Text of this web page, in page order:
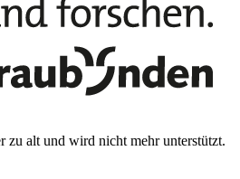
zu alt und wird nicht mehr unterstützt.